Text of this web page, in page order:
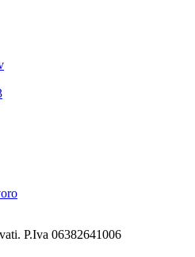
P.Iva 06382641006